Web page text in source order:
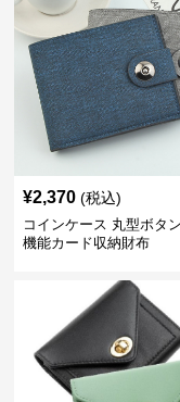
¥2,370 (税込)
コインケース 丸型ボタ
機能カード収納財布